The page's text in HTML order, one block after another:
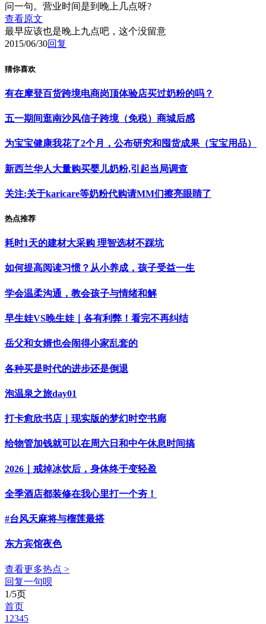
问一句。营业时间是到晚上几点呀?
查看原文
最早应该也是晚上九点吧，这个没留意
2015/06/30回复
猜你喜欢
有在摩登百货跨境电商岗顶体验店买过奶粉的吗？
五一期间逛南沙风信子跨境（免税）商城后感
为宝宝健康我花了2个月，公布研究和囤货成果（宝宝用品）
新西兰华人大量购买婴儿奶粉,引起当局调查
关注:关于karicare等奶粉代购请MM们擦亮眼睛了
热点推荐
耗时1天的建材大采购 理智选材不踩坑
如何提高阅读习惯？从小养成，孩子受益一生
学会温柔沟通，教会孩子与情绪和解
早生娃VS晚生娃｜各有利弊！看完不再纠结
岳父和女婿也会闹得小家乱套的
各种买是时代的进步还是倒退
泡温泉之旅day01
打卡愈欣书店｜现实版的梦幻时空书廊
给物管加钱就可以在周六日和中午休息时间搞
2026｜戒掉冰饮后，身体终于变轻盈
全季酒店都装修在我心里打一个夯！
#台风天麻将与榴莲最搭
东方宾馆夜色
查看更多热点 >
回复一句呗
1/5页
首页
1 2345